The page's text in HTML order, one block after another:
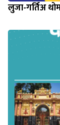
लुजा-गर्तिअ